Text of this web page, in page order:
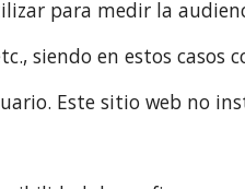
para medir la
siendo en estos casos
Este sitio web no